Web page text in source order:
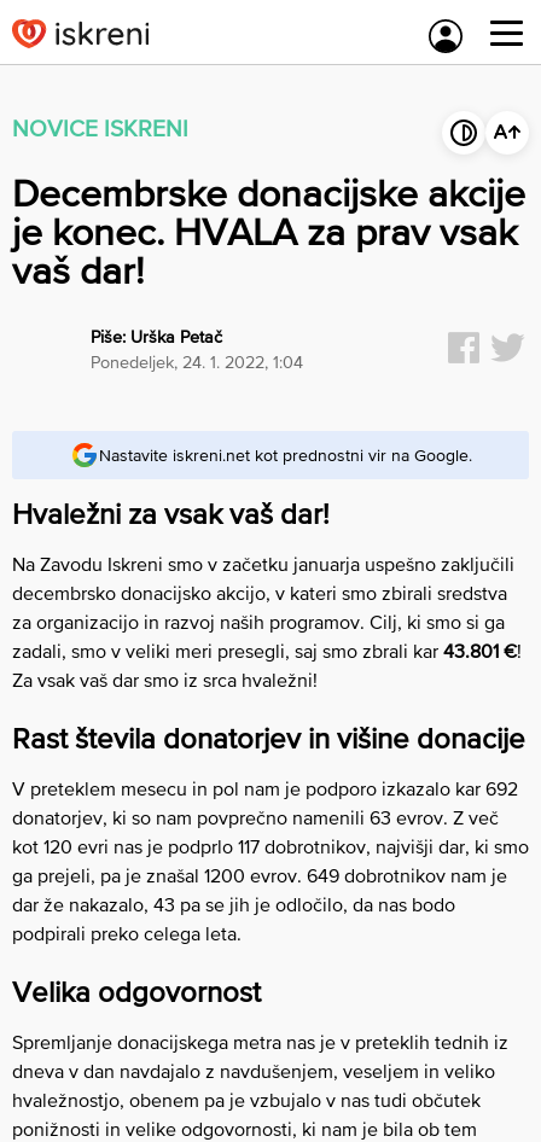
to
content
NOVICE ISKRENI
Decembrske donacijske akcije
je konec. HVALA za prav vsak
vaš dar!
Piše: Urška Petač
ponedeljek, 24. 1. 2022, 1:04
Nastavite iskreni.net kot prednostni vir na Google.
Hvaležni za vsak vaš dar!
Na Zavodu Iskreni smo v začetku januarja uspešno zaključili
decembrsko donacijsko akcijo, v kateri smo zbirali sredstva
za organizacijo in razvoj naših programov. Cilj, ki smo si ga
zadali, smo v veliki meri presegli, saj smo zbrali kar 43.801 €!
Za vsak vaš dar smo iz srca hvaležni!
Rast števila donatorjev in višine donacije
V preteklem mesecu in pol nam je podporo izkazalo kar 692
donatorjev, ki so nam povprečno namenili 63 evrov. Z več
kot 120 evri nas je podprlo 117 dobrotnikov, najvišji dar, ki smo
ga prejeli, pa je znašal 1200 evrov. 649 dobrotnikov nam je
dar že nakazalo, 43 pa se jih je odločilo, da nas bodo
podpirali preko celega leta.
Velika odgovornost
Spremljanje donacijskega metra nas je v preteklih tednih iz
dneva v dan navdajalo z navdušenjem, veseljem in veliko
hvaležnostjo, obenem pa je vzbujalo v nas tudi občutek
ponižnosti in velike odgovornosti, ki nam je bila ob tem